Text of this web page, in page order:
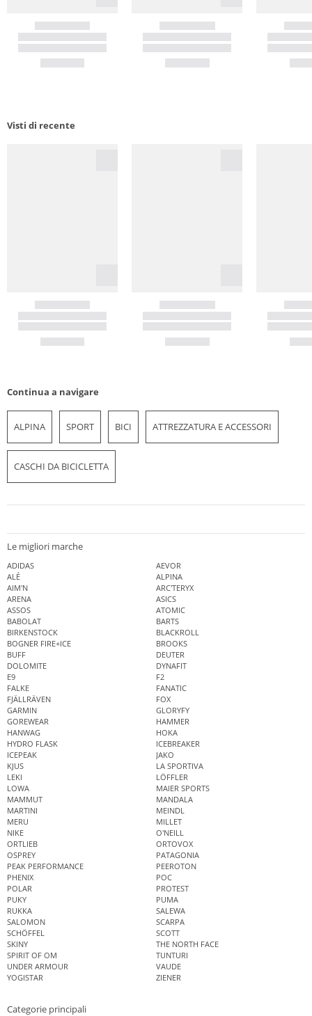
Visti di recente
Continua a navigare
ALPINA SPORT BICI ATTREZZATURA E ACCESSORI
CASCHI DA BICICLETTA
Le migliori marche
ADIDAS
AEVOR
ALÉ
ALPINA
AIM'N
ARC'TERYX
ARENA
ASICS
ASSOS
ATOMIC
BABOLAT
BARTS
BIRKENSTOCK
BLACKROLL
BOGNER FIRE+ICE
BROOKS
BUFF
DEUTER
DOLOMITE
DYNAFIT
E9
F2
FALKE
FANATIC
FJÄLLRÄVEN
FOX
GARMIN
GLORYFY
GOREWEAR
HAMMER
HANWAG
HOKA
HYDRO FLASK
ICEBREAKER
ICEPEAK
JAKO
KJUS
LA SPORTIVA
LEKI
LÖFFLER
LOWA
MAIER SPORTS
MAMMUT
MANDALA
MARTINI
MEINDL
MERU
MILLET
NIKE
O'NEILL
ORTLIEB
ORTOVOX
OSPREY
PATAGONIA
PEAK PERFORMANCE
PEEROTON
PHENIX
POC
POLAR
PROTEST
PUKY
PUMA
RUKKA
SALEWA
SALOMON
SCARPA
SCHÖFFEL
SCOTT
SKINY
THE NORTH FACE
SPIRIT OF OM
TUNTURI
UNDER ARMOUR
VAUDE
YOGISTAR
ZIENER
Categorie principali